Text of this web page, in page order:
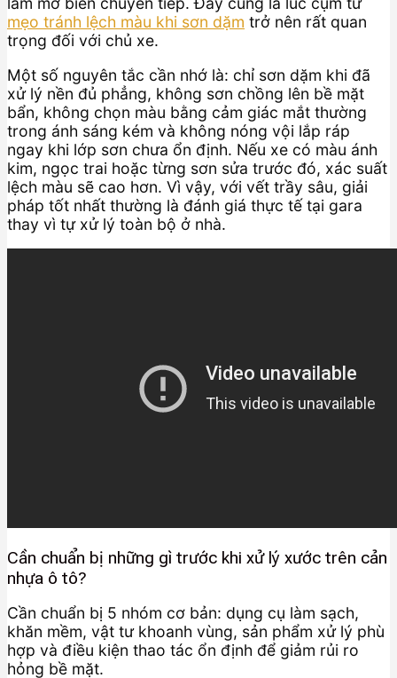
mẹo tránh lệch màu khi sơn dặm trở nên rất quan
trọng đối với chủ xe.
Một số nguyên tắc cần nhớ là: chỉ sơn dặm khi đã
xử lý nền đủ phẳng, không sơn chồng lên bề mặt
bẩn, không chọn màu bằng cảm giác mắt thường
trong ánh sáng kém và không nóng vội lắp ráp
ngay khi lớp sơn chưa ổn định. Nếu xe có màu ánh
kim, ngọc trai hoặc từng sơn sửa trước đó, xác suất
lệch màu sẽ cao hơn. Vì vậy, với vết trầy sâu, giải
pháp tốt nhất thường là đánh giá thực tế tại gara
thay vì tự xử lý toàn bộ ở nhà.
Cần chuẩn bị những gì trước khi xử lý xước trên cản
nhựa ô tô?
Cần chuẩn bị 5 nhóm cơ bản: dụng cụ làm sạch,
khăn mềm, vật tư khoanh vùng, sản phẩm xử lý phù
hợp và điều kiện thao tác ổn định để giảm rủi ro
hỏng bề mặt.